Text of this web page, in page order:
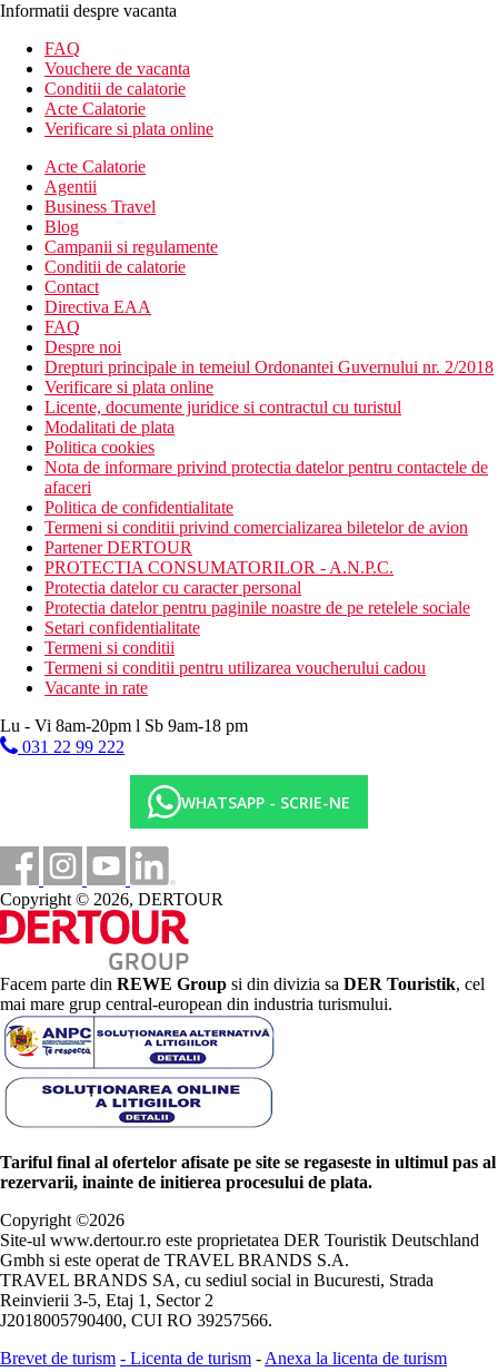
Informatii despre vacanta
FAQ
Vouchere de vacanta
Conditii de calatorie
Acte Calatorie
Verificare si plata online
Acte Calatorie
Agentii
Business Travel
Blog
Campanii si regulamente
Conditii de calatorie
Contact
Directiva EAA
FAQ
Despre noi
Drepturi principale in temeiul Ordonantei Guvernului nr. 2/2018
Verificare si plata online
Licente, documente juridice si contractul cu turistul
Modalitati de plata
Politica cookies
Nota de informare privind protectia datelor pentru contactele de
afaceri
Politica de confidentialitate
Termeni si conditii privind comercializarea biletelor de avion
Partener DERTOUR
PROTECTIA CONSUMATORILOR - A.N.P.C.
Protectia datelor cu caracter personal
Protectia datelor pentru paginile noastre de pe retelele sociale
Setari confidentialitate
Termeni si conditii
Termeni si conditii pentru utilizarea voucherului cadou
Vacante in rate
Lu - Vi 8am-20pm l Sb 9am-18 pm
031 22 99 222
WHATSAPP - SCRIE-NE
Copyright © 2026, DERTOUR
Facem parte din REWE Group si din divizia sa DER Touristik, cel
mai mare grup central-european din industria turismului.
Tariful final al ofertelor afisate pe site se regaseste in ultimul pas al
rezervarii, inainte de initierea procesului de plata.
Copyright ©2026
Site-ul www.dertour.ro este proprietatea DER Touristik Deutschland
Gmbh si este operat de TRAVEL BRANDS S.A.
TRAVEL BRANDS SA, cu sediul social in Bucuresti, Strada
Reinvierii 3-5, Etaj 1, Sector 2
J2018005790400, CUI RO 39257566.
Brevet de turism - Licenta de turism - Anexa la licenta de turism